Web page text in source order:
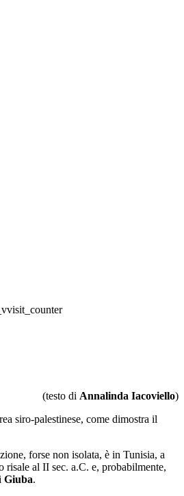
(testo di Annalinda Iacoviello)
siro-palestinese, come dimostra il
forse non isolata, è in Tunisia, a
risale al II sec. a.C. e, probabilmente,
Giuba.